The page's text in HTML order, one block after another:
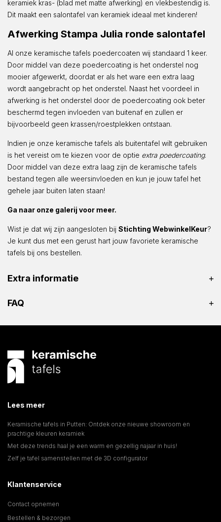
keramiek kras- (blad met matte afwerking) en vlekbestendig is.
Dit maakt een salontafel van keramiek ideaal met kinderen!
Afwerking Stampa Julia ronde salontafel
Al onze keramische tafels poedercoaten wij standaard 1 keer.
Door middel van deze poedercoating is het onderstel nog
mooier afgewerkt, doordat er als het ware een extra laag
wordt aangebracht op het onderstel. Naast het voordeel in
afwerking is het onderstel door de poedercoating ook beter
beschermd tegen invloeden van buitenaf en zullen er
bijvoorbeeld geen krassen/roestplekken ontstaan.
Indien je onze keramische tafels als buitentafel wilt gebruiken
is het vereist om te kiezen voor de optie extra poedercoating.
Door middel van deze extra laag zijn de keramische tafels
bestand tegen alle weersinvloeden en kun je jouw tafel het
gehele jaar buiten laten staan!
Ga naar onze galerij voor meer.
Wist je dat wij zijn aangesloten bij Stichting WebwinkelKeur?
Je kunt dus met een gerust hart jouw favoriete keramische
tafels bij ons bestellen.
Extra informatie
FAQ
Lees meer
Keramische tafels in Putten: Ontdek onze nieuwe showroom en
prachtige kleuren keramiek
Met deze trends haal je een warm en gezellig najaar in huis!
Zelf je tafel samenstellen met de 3D configurator
Klantenservice
Contact opnemen
Bestellen & bezorgen